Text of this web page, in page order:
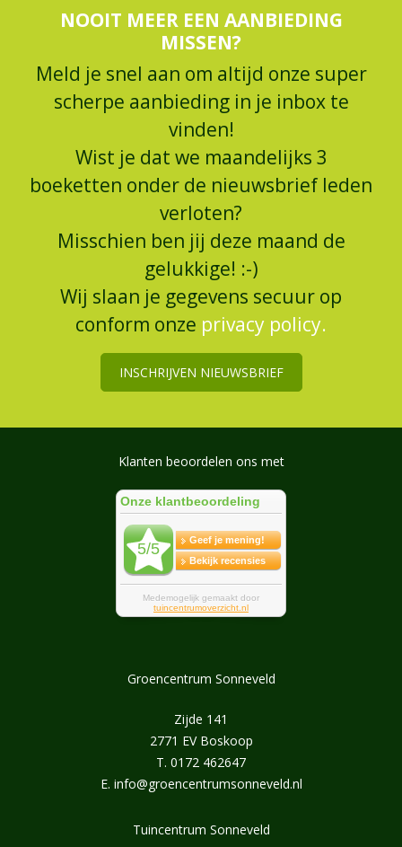
NOOIT MEER EEN AANBIEDING
MISSEN?
Meld je snel aan om altijd onze super
scherpe aanbieding in je inbox te
vinden!
Wist je dat we maandelijks 3
boeketten onder de nieuwsbrief leden
verloten?
Misschien ben jij deze maand de
gelukkige! :-)
Wij slaan je gegevens secuur op
conform onze privacy policy.
INSCHRIJVEN NIEUWSBRIEF
Klanten beoordelen ons met
Groencentrum Sonneveld
Zijde 141
2771 EV Boskoop
T. 0172 462647
E. info@groencentrumsonneveld.nl
Tuincentrum Sonneveld